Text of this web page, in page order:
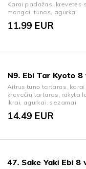
Karai padažas, krevetės
mangai, tunas, agurkai
11.99 EUR
N9. Ebi Tar Kyoto 8
Aitrus tuno tartaras,
krevečių tartaras, rūkyta
ikrai, agurkai, sezamai
14.49 EUR
47. Sake Yaki Ebi 8